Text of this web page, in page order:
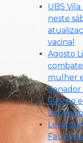
UBS
neste
vacinal
Agosto
mulher
evento
Dia
Fauna é